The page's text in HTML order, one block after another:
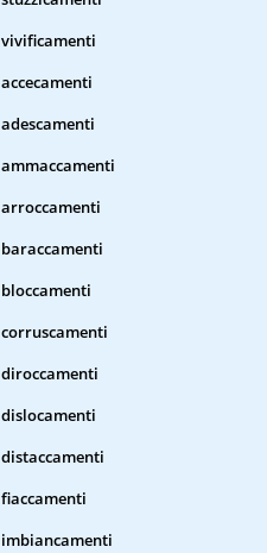
vivificamenti
accecamenti
adescamenti
ammaccamenti
arroccamenti
baraccamenti
bloccamenti
corruscamenti
diroccamenti
dislocamenti
distaccamenti
fiaccamenti
imbiancamenti